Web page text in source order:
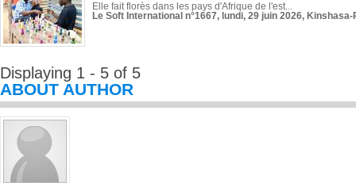
Elle fait florès dans les pays d'Afrique de l'est...
Le Soft International n°1667, lundi, 29 juin 2026,
Displaying 1 - 5 of 5
ABOUT AUTHOR